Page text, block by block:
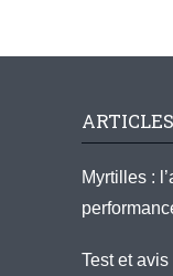
Myrtilles :
Test et